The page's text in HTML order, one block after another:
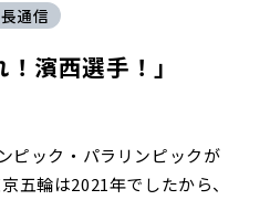
通信
濱西選手！」
ピック・パラリンピックが
五輪は2021年でしたから、